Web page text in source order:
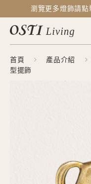
瀏覽更多燈飾請
瀏覽更多燈飾請
首頁 產品介紹
型擺飾